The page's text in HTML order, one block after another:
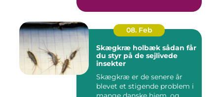
08. Feb
Skægkræ holbæk sådan får
du styr på de sejlivede
insekter
Skægkræ er de senere år
blevet et stigende problem i